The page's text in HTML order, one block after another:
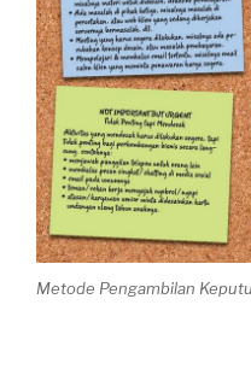
Metode Pengambilan